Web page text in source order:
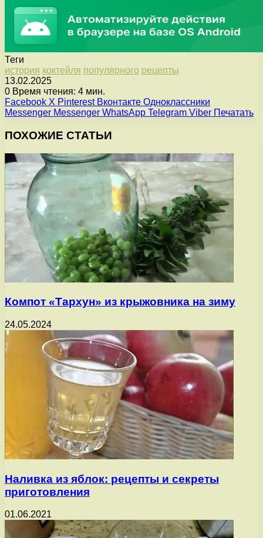
Теги
история коктейля популярного рецепты
13.02.2025
0 Время чтения: 4 мин.
Facebook X Pinterest Вконтакте Одноклассники
Messenger Messenger WhatsApp Telegram Viber Печатать
ПОХОЖИЕ СТАТЬИ
Компот «Тархун» из крыжовника на зиму
24.05.2024
Наливка из яблок: рецепты и секреты
приготовления
01.06.2021